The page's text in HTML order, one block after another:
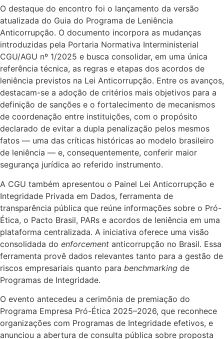
O destaque do encontro foi o lançamento da versão
atualizada do Guia do Programa de Leniência
Anticorrupção. O documento incorpora as mudanças
introduzidas pela Portaria Normativa Interministerial
CGU/AGU nº 1/2025 e busca consolidar, em uma única
referência técnica, as regras e etapas dos acordos de
leniência previstos na Lei Anticorrupção. Entre os avanços,
destacam-se a adoção de critérios mais objetivos para a
definição de sanções e o fortalecimento de mecanismos
de coordenação entre instituições, com o propósito
declarado de evitar a dupla penalização pelos mesmos
fatos — uma das críticas históricas ao modelo brasileiro
de leniência — e, consequentemente, conferir maior
segurança jurídica ao referido instrumento.
A CGU também apresentou o Painel Lei Anticorrupção e
Integridade Privada em Dados, ferramenta de
transparência pública que reúne informações sobre o Pró-
Ética, o Pacto Brasil, PARs e acordos de leniência em uma
plataforma centralizada. A iniciativa oferece uma visão
consolidada do enforcement anticorrupção no Brasil. Essa
ferramenta provê dados relevantes tanto para a gestão de
riscos empresariais quanto para benchmarking de
Programas de Integridade.
O evento antecedeu a cerimônia de premiação do
Programa Empresa Pró-Ética 2025–2026, que reconhece
organizações com Programas de Integridade efetivos, e
anunciou a abertura de consulta pública sobre proposta